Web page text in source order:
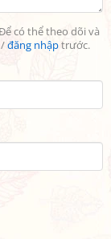
có thể theo dõi và
/đăng nhậptrước.